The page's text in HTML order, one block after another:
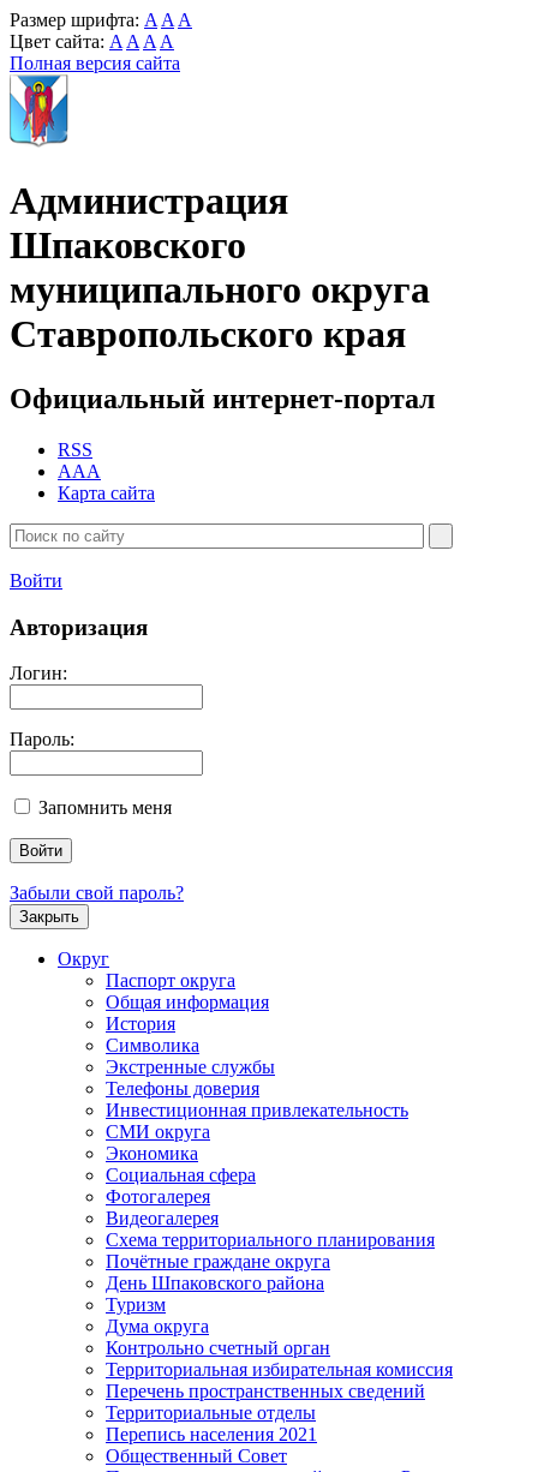
Размер шрифта: A A A
Цвет сайта: A A A A
Полная версия сайта
Администрация
Шпаковского
муниципального округа
Ставропольского края
Официальный интернет-портал
RSS
AAA
Карта сайта
Войти
Авторизация
Логин:
Пароль:
Запомнить меня
Забыли свой пароль?
Закрыть
Округ
Паспорт округа
Общая информация
История
Символика
Экстренные службы
Телефоны доверия
Инвестиционная привлекательность
СМИ округа
Экономика
Социальная сфера
Фотогалерея
Видеогалерея
Схема территориального планирования
Почётные граждане округа
День Шпаковского района
Туризм
Дума округа
Контрольно счетный орган
Территориальная избирательная комиссия
Перечень пространственных сведений
Территориальные отделы
Перепись населения 2021
Общественный Совет